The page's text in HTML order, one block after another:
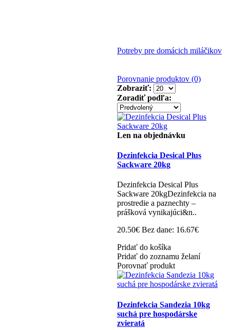
Potreby pre domácich miláčikov
Porovnanie produktov (0)
Zobraziť:
Zoradiť podľa:
Len na objednávku
Dezinfekcia Desical Plus
Sackware 20kg
Dezinfekcia Desical Plus
Sackware 20kgDezinfekcia na
prostredie a paznechty –
prášková vynikajúci&n..
20.50€ Bez dane: 16.67€
Pridať do košíka
Pridať do zoznamu želaní
Porovnať produkt
Dezinfekcia Sandezia 10kg
suchá pre hospodárske
zvieratá